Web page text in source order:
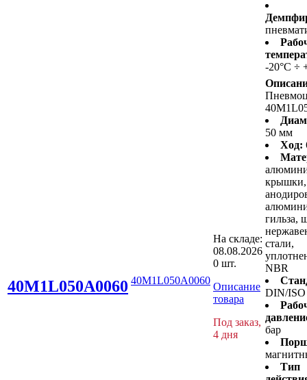
-20°C ÷
40M1L050A0060 40M1L050A0060
На складе:
08.08.2026
0 шт.
Описание
товара
Под заказ,
4 дня
50 мм
Ход:
крышки,
гильза,
стали,
NBR
DIN/ISO
бар
Тип